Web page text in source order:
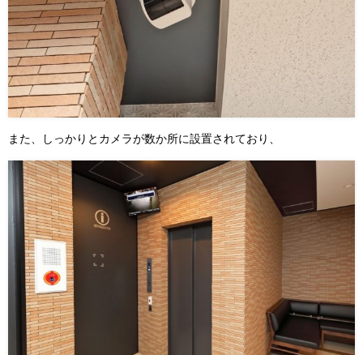
また、しっかりとカメラが数か所に設置されており、